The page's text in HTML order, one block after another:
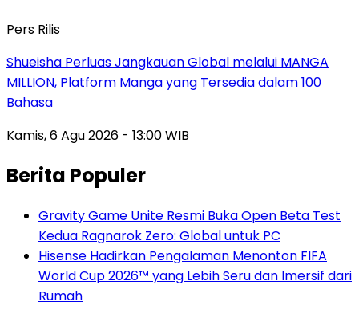
Pers Rilis
Shueisha Perluas Jangkauan Global melalui MANGA
MILLION, Platform Manga yang Tersedia dalam 100
Bahasa
Kamis, 6 Agu 2026 - 13:00 WIB
Berita Populer
Gravity Game Unite Resmi Buka Open Beta Test
Kedua Ragnarok Zero: Global untuk PC
Hisense Hadirkan Pengalaman Menonton FIFA
World Cup 2026™ yang Lebih Seru dan Imersif dari
Rumah